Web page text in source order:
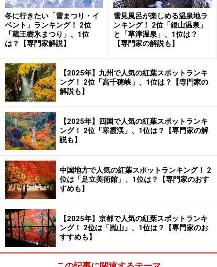
す。日本海に面する海岸の一部はヒスイ海岸と呼ばれて
おり、日本の国石でもある深緑色の美しい石、ヒスイが
海岸で見られる珍しい場所のひとつです。
立山連峰・後立山連峰の雪山、舟川べり桜並木、チューリッ
プ、菜の花のコラボレーション（2021年4月10日撮影）
あさひ舟川「春の四重奏」の舞台は、朝日町を流れる舟
川の左岸です。川の両岸にソメイヨシノの桜並木があ
り、舟川の左岸から見ると桜並木の奥に雪を抱いた立山
連峰の雄大な山々を望めます。そして桜並木の手前にあ
る広い空間を、チューリップと菜の花が埋め尽くしま
す。
雪を抱く立山連峰と桜、チューリップ、菜の花が織りなす美
しいシーンは忘れられない旅の思い出に（2021年4月10日撮
影）
立山連峰と桜並木を一緒に眺められるスポットは富山県
冬に行きたい「雪まつり・イ
ベント」ランキング！ 2位
「蔵王樹氷まつり」、1位
は？【専門家解説】
雪見風呂が楽しめる温泉地ラ
ンキング！ 2位「銀山温泉」
と「草津温泉」、1位は？
【専門家の解説も】
【2025年】九州で人気の紅葉スポットランキ
ング！ 2位「高千穂峡」、1位は？【専門家の
解説も】
【2025年】四国で人気の紅葉スポットランキ
ング！ 2位「寒霞渓」、1位は？【専門家の解
説も】
中国地方で人気の紅葉スポットランキング！ 2
位は「足立美術館」、1位は？【専門家のおす
すめも】
【2025年】京都で人気の紅葉スポットランキ
ング！ 2位は「嵐山」、1位は？【専門家のお
すすめも】